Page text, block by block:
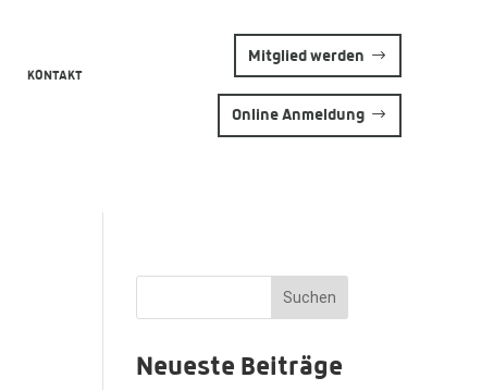
KONTAKT
Mitglied werden
Online Anmeldung
Suchen
Neueste Beiträge